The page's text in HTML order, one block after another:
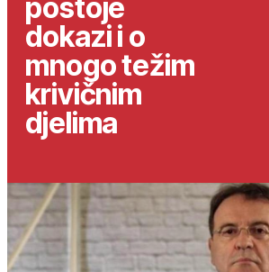
postoje
dokazi i o
mnogo težim
krivičnim
djelima